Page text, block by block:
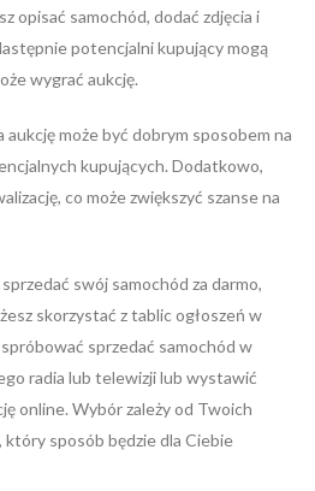
opisać samochód, dodać zdjęcia i
potencjalni kupujący mogą
wygrać aukcję.
może być dobrym sposobem na
kupujących. Dodatkowo,
co może zwiększyć szanse na
swój samochód za darmo,
skorzystać z tablic ogłoszeń w
sprzedać samochód w
radia lub telewizji lub wystawić
online. Wybór zależy od Twoich
sposób będzie dla Ciebie